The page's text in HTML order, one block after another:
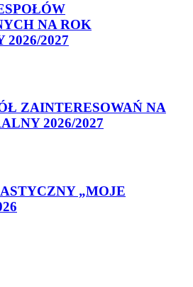
NA ROK
2027
ZAINTERESOWAŃ NA
2026/2027
„MOJE